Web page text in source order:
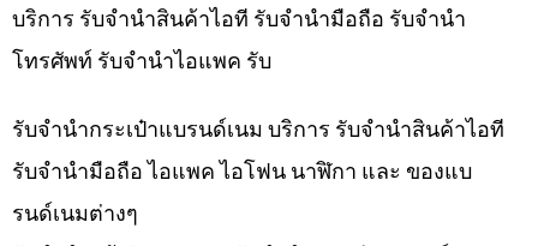
บริการ รับจำนำสินค้าไอที รับจำนำมือถือ รับจำนำ
โทรศัพท์ รับจำนำไอแพค รับ
รับจำนำกระเป๋าแบรนด์เนม บริการ รับจำนำสินค้าไอที
รับจำนำมือถือ ไอแพค ไอโฟน นาฬิกา และ ของแบ
รนด์เนมต่างๆ